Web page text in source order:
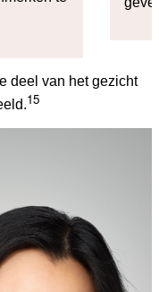
deel van het gezicht
15